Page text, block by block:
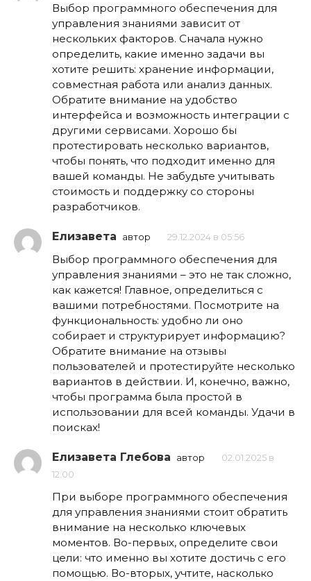
Выбор программного обеспечения для
управления знаниями зависит от
нескольких факторов. Сначала нужно
определить, какие именно задачи вы
хотите решить: хранение информации,
совместная работа или анализ данных.
Обратите внимание на удобство
интерфейса и возможность интеграции с
другими сервисами. Хорошо бы
протестировать несколько вариантов,
чтобы понять, что подходит именно для
вашей команды. Не забудьте учитывать
стоимость и поддержку со стороны
разработчиков.
Елизавета автор 29.12.2024 в 05:56
Выбор программного обеспечения для
управления знаниями – это не так сложно,
как кажется! Главное, определиться с
вашими потребностями. Посмотрите на
функциональность: удобно ли оно
собирает и структурирует информацию?
Обратите внимание на отзывы
пользователей и протестируйте несколько
вариантов в действии. И, конечно, важно,
чтобы программа была простой в
использовании для всей команды. Удачи в
поисках!
Елизавета Глебова автор
02.01.2025 в
12:00
При выборе программного обеспечения
для управления знаниями стоит обратить
внимание на несколько ключевых
моментов. Во-первых, определите свои
цели: что именно вы хотите достичь с его
помощью. Во-вторых, учтите, насколько